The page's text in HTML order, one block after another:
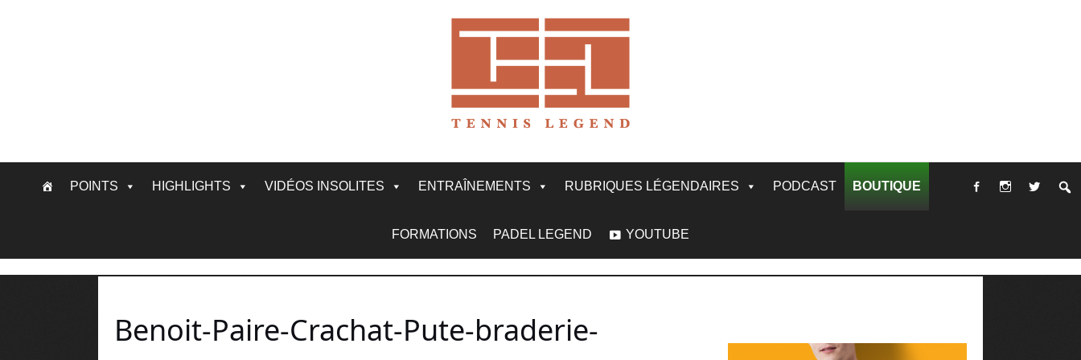
POINTS HIGHLIGHTS VIDÉOS INSOLITES ENTRAÎNEMENTS RUBRIQUES LÉGENDAIRES PODCAST BOUTIQUE
FORMATIONS PADEL LEGEND YOUTUBE
Benoit-Paire-Crachat-Pute-braderie-